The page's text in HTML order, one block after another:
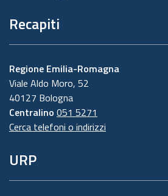
Recapiti
Regione Emilia-Romagna
Viale Aldo Moro, 52
40127 Bologna
Centralino 051 5271
Cerca telefoni o indirizzi
URP